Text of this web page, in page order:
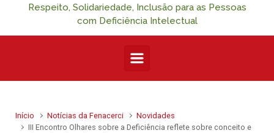
Respeito, Solidariedade, Inclusão para as Pessoas
com Deficiência Intelectual
Início Notícias da Fenacerci
Novidades
III Encontro Olhares sobre a Deficiência reflete sobre conceito e